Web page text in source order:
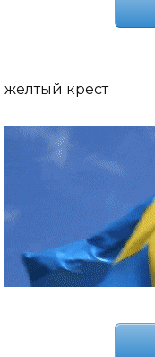
желтый крест